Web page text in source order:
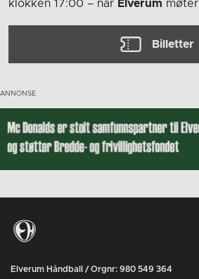
klokken 17:00 – når Elverum møter
Billetter
Elverum Håndball / Orgnr: 980 549 364